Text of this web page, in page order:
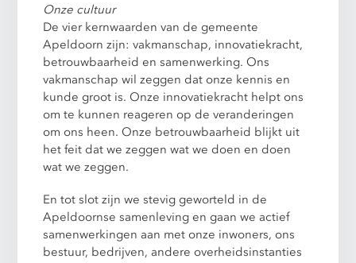
Onze cultuur
De vier kernwaarden van de gemeente
Apeldoorn zijn: vakmanschap, innovatiekracht,
betrouwbaarheid en samenwerking. Ons
vakmanschap wil zeggen dat onze kennis en
kunde groot is. Onze innovatiekracht helpt ons
om te kunnen reageren op de veranderingen
om ons heen. Onze betrouwbaarheid blijkt uit
het feit dat we zeggen wat we doen en doen
wat we zeggen.
En tot slot zijn we stevig geworteld in de
Apeldoornse samenleving en gaan we actief
samenwerkingen aan met onze inwoners, ons
bestuur, bedrijven, andere overheidsinstanties